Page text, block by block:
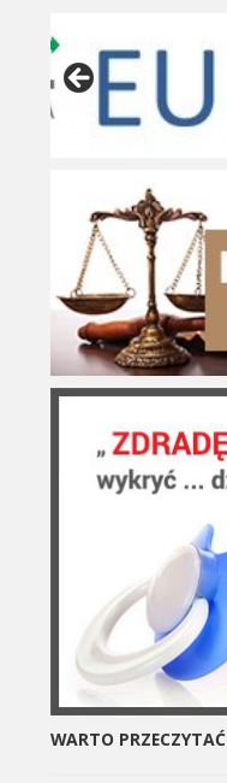
WARTO PRZECZYTAĆ